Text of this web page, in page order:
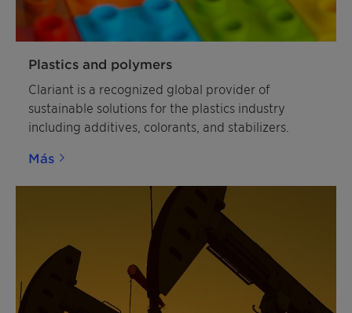
Plastics and polymers
Clariant is a recognized global provider of
sustainable solutions for the plastics industry
including additives, colorants, and stabilizers.
Más